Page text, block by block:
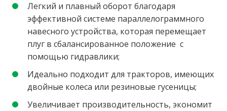
Легкий и плавный оборот благодаря
эффективной системе параллелограммного
навесного устройства, которая перемещает
плуг в сбалансированное положение с
помощью гидравлики;
Идеально подходит для тракторов, имеющих
двойные колеса или резиновые гусеницы;
Увеличивает производительность, экономит